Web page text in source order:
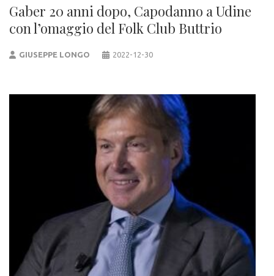
Gaber 20 anni dopo, Capodanno a Udine
con l’omaggio del Folk Club Buttrio
GIUSEPPE LONGO 2022-12-30